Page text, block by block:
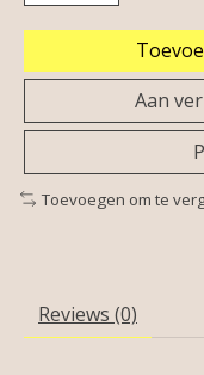
Aan
Toevoegen om te
Reviews (0)